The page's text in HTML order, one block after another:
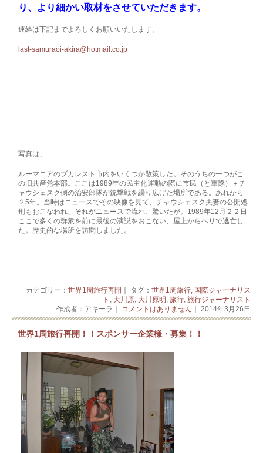
り、より細かい取材をさせていただきます。
連絡は下記までよろしくお願いいたします。
last-samuraoi-akira@hotmail.co.jp
写真は、
ルーマニアのブカレスト市内をいくつか散策した。 そのうちの一つがこ
の旧共産党本部。ここは1989年の民主化運動の際に市民（と軍隊）＋チ
ャウシェスク側の治安部隊が銃撃戦を繰り広げた場所である。あれから
２5年。当時はニュースでその映像を見て、チャウシェ スク夫妻の公開処
刑もおこなわれ、それがニュースで流れ 、驚いたが。1989年12月２２日
ここで多くの群衆を前に最後の演説をおこない、屋上からヘリで逃亡し
た。歴史的な場所を訪問しました。
カテゴリー： 世界1周旅行再開 ｜ タグ： 世界1周旅行, 国際ジャーナリス
ト
大川原, 大川原明 旅行, 旅行ジャーナリスト
作成者：アキーラ｜
コメントはありません ｜ 2014年3月26日
世界1周旅行再開！！スポンサー企業様・募集！！